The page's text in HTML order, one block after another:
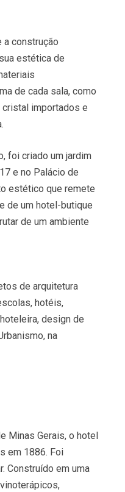
a construção
estética de
de cada sala, como
importados e
foi criado um jardim
e no Palácio de
estético que remete
de um hotel-butique
de um ambiente
de arquitetura
hotéis,
design de
na
Minas Gerais, o hotel
em 1886. Foi
Construído em uma